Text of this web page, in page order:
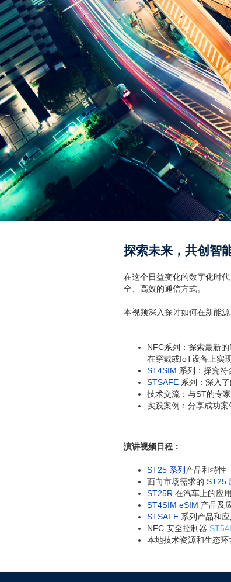
探索未来，共创智
在这个日益变化的数字化时
全、高效的通信方式。
本视频深入探讨如何在新能
NFC系列：探索最新
在穿戴或IoT设备上实
ST4SIM 系列：探究符
STSAFE 系列：深入
技术交流：与ST的专
实践案例：分享成功案
演讲视频日程：
ST25 系列 产品和特性
面向市场需求的 ST25
ST25R 在汽车上的应
ST4SIM eSIM 产品及
STSAFE 系列产品和应
NFC 安全控制器 ST54L
本地技术资源和生态环